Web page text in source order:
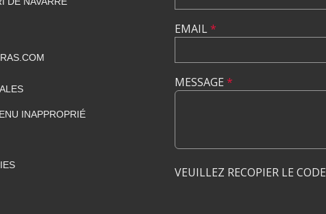
INAPPROPRIÉ
EMAIL*
MESSAGE *
VEUILLEZ RECOPIER LE CODE